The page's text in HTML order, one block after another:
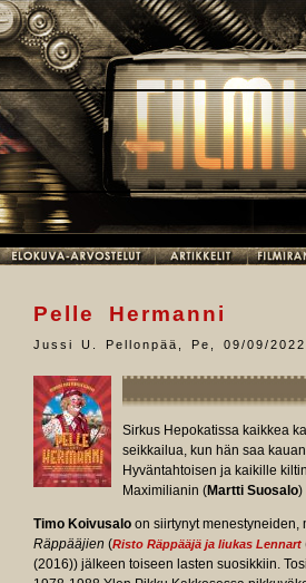
Pelle Hermanni
Jussi U. Pellonpää Pe, 09/09/
Sirkus Hepokatissa kaikkea
seikkailua, kun hän saa
Hyväntahtoisen ja kaikille
Maximilianin (Martti Suosalo)
Timo Koivusalo on siirtynyt menestyneiden,
Räppääjien (Risto Räppääjä ja liukas Lennart
(2016)) jälkeen toiseen lasten suosikkiin.